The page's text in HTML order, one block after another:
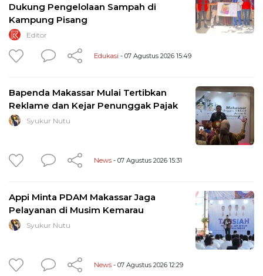
Dukung Pengelolaan Sampah di
Kampung Pisang
Editor
Edukasi - 07 Agustus 2026 15:49
Bapenda Makassar Mulai Tertibkan
Reklame dan Kejar Penunggak Pajak
Syukur Nutu
News - 07 Agustus 2026 15:31
Appi Minta PDAM Makassar Jaga
Pelayanan di Musim Kemarau
Syukur Nutu
News - 07 Agustus 2026 12:29